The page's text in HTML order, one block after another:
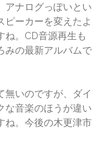
アナログっぽいとい
ーカーを変えたよ
ね。CD音源再生も
の最新アルバムで
いのですが、ダイ
な音楽のほうが違い
。今後の木更津市